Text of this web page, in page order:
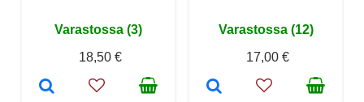
Varastossa (3)
18,50 €
Varastossa (12)
17,00 €